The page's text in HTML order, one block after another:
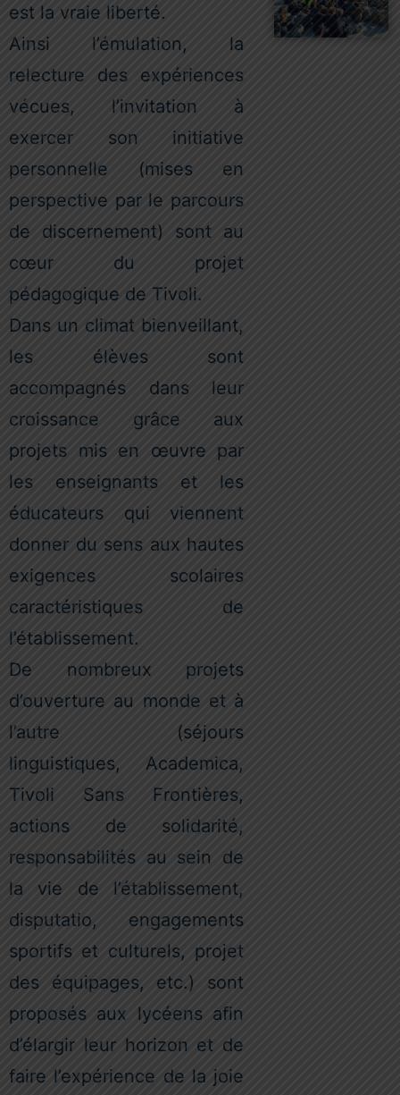
est la vraie liberté.
Ainsi l’émulation, la
relecture des expériences
vécues, l’invitation à
exercer son initiative
personnelle (mises en
perspective par le parcours
de discernement) sont au
cœur du projet
pédagogique de Tivoli.
Dans un climat bienveillant,
les élèves sont
accompagnés dans leur
croissance grâce aux
projets mis en œuvre par
les enseignants et les
éducateurs qui viennent
donner du sens aux hautes
exigences scolaires
caractéristiques de
l’établissement.
De nombreux projets
d’ouverture au monde et à
l’autre (séjours
linguistiques, Academica,
Tivoli Sans Frontières,
actions de solidarité,
responsabilités au sein de
la vie de l’établissement,
disputatio, engagements
sportifs et culturels, projet
des équipages, etc.) sont
proposés aux lycéens afin
d’élargir leur horizon et de
faire l’expérience de la joie